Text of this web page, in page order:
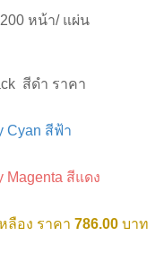
หน้า/ แผ่น
สีดำ ราคา
Cyan สีฟ้า
Magenta สีแดง
ลือง ราคา 786.00 บาท